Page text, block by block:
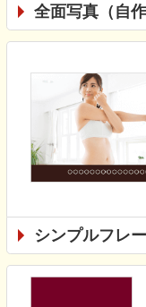
全面写真（自
シンプルフレ